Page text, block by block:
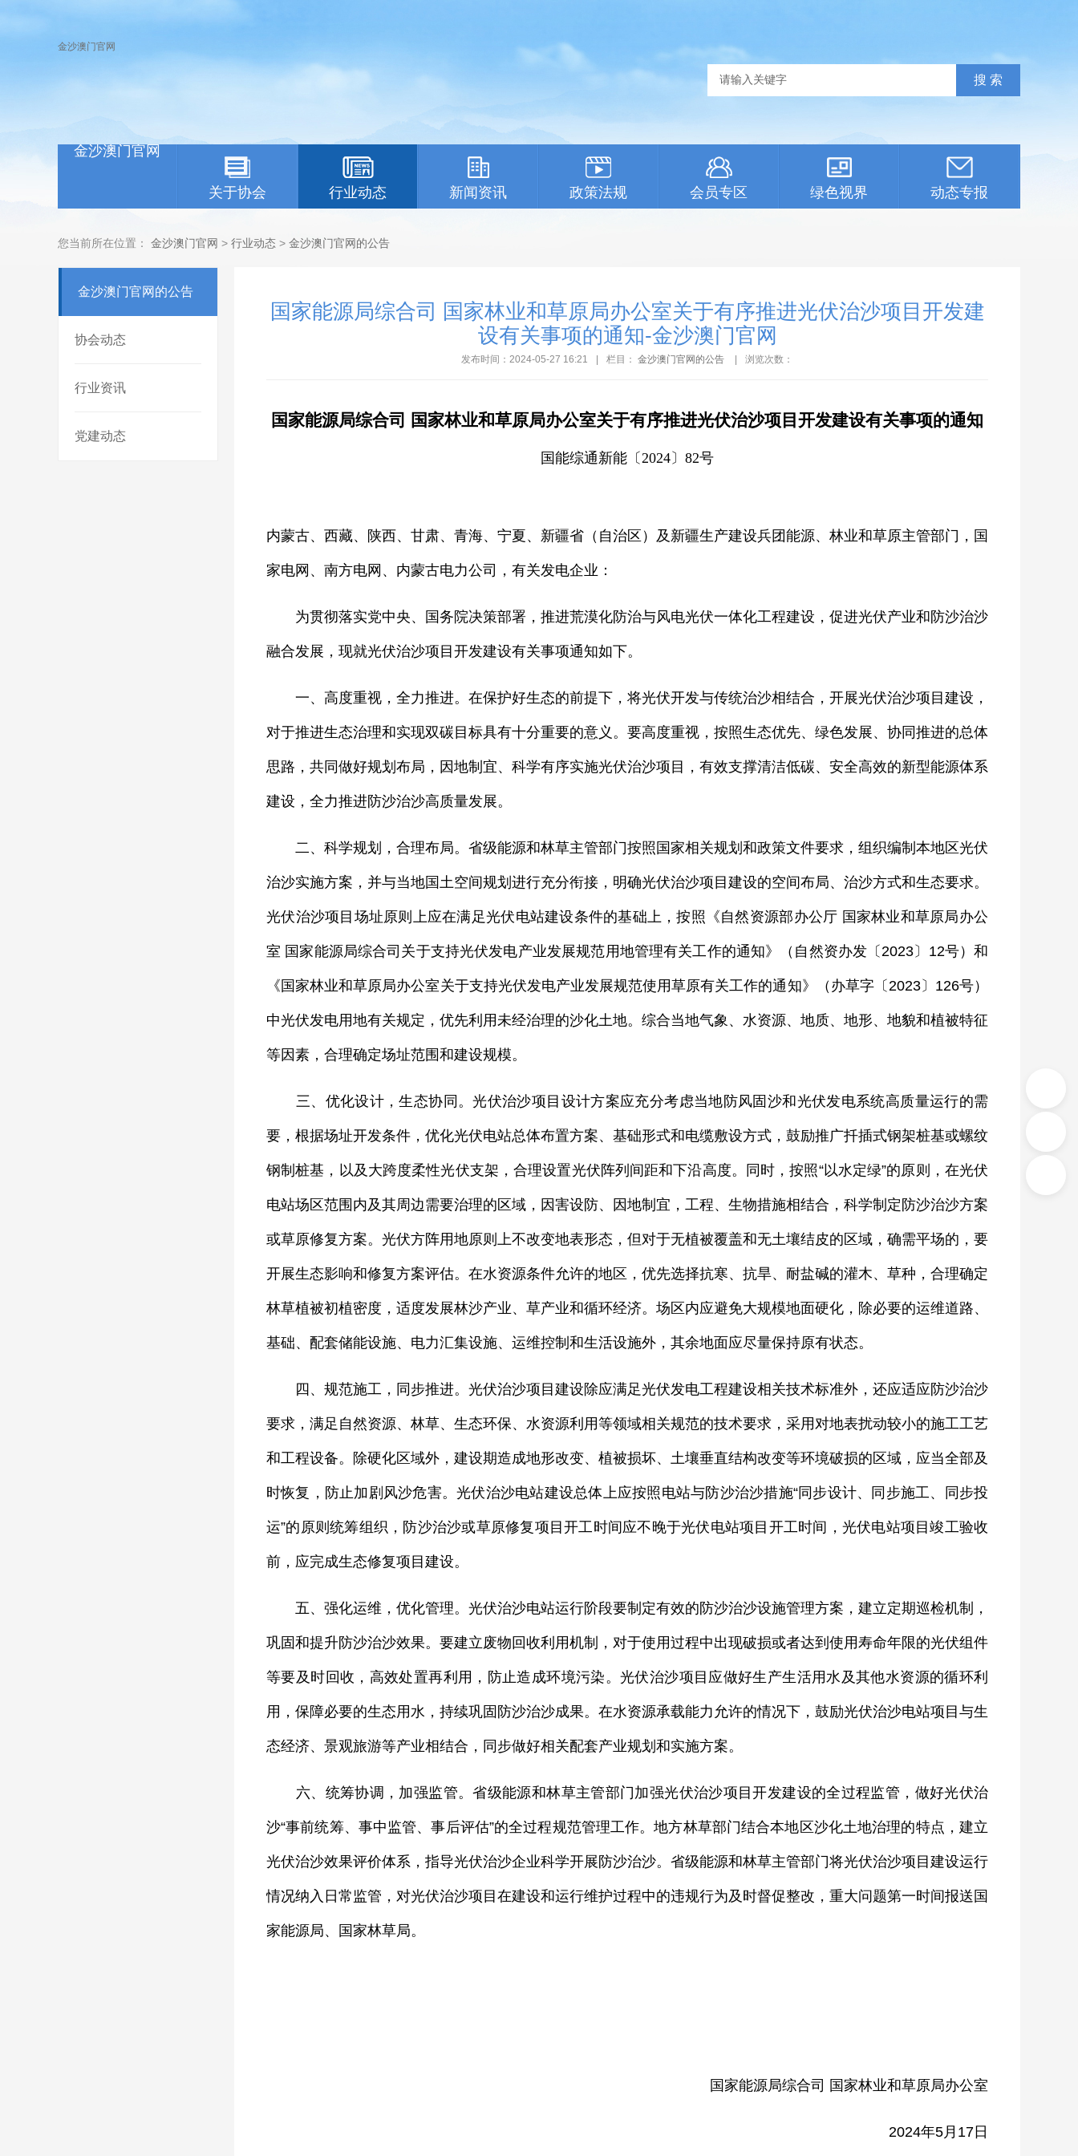
金沙澳门官网
金沙澳门官网
关于协会 行业动态 新闻资讯 政策法规 会员专区 绿色视界 动态专报
您当前所在位置： 金沙澳门官网 > 行业动态 > 金沙澳门官网的公告
金沙澳门官网的公告
协会动态
行业资讯
党建动态
国家能源局综合司 国家林业和草原局办公室关于有序推进光伏治沙项目开发建
设有关事项的通知-金沙澳门官网
发布时间：2024-05-27 16:21 栏目： 金沙澳门官网的公告 浏览次数：
国家能源局综合司 国家林业和草原局办公室关于有序推进光伏治沙项目开发建设有关事项的通知
国能综通新能〔2024〕82号
内蒙古、西藏、陕西、甘肃、青海、宁夏、新疆省（自治区）及新疆生产建设兵团能源、林业和草原主管部门，国
家电网、南方电网、内蒙古电力公司，有关发电企业：
为贯彻落实党中央、国务院决策部署，推进荒漠化防治与风电光伏一体化工程建设，促进光伏产业和防沙治沙
融合发展，现就光伏治沙项目开发建设有关事项通知如下。
一、高度重视，全力推进。在保护好生态的前提下，将光伏开发与传统治沙相结合，开展光伏治沙项目建设，
对于推进生态治理和实现双碳目标具有十分重要的意义。要高度重视，按照生态优先、绿色发展、协同推进的总体
思路，共同做好规划布局，因地制宜、科学有序实施光伏治沙项目，有效支撑清洁低碳、安全高效的新型能源体系
建设，全力推进防沙治沙高质量发展。
二、科学规划，合理布局。省级能源和林草主管部门按照国家相关规划和政策文件要求，组织编制本地区光伏
治沙实施方案，并与当地国土空间规划进行充分衔接，明确光伏治沙项目建设的空间布局、治沙方式和生态要求。
光伏治沙项目场址原则上应在满足光伏电站建设条件的基础上，按照《自然资源部办公厅 国家林业和草原局办公
室 国家能源局综合司关于支持光伏发电产业发展规范用地管理有关工作的通知》（自然资办发〔2023〕12号）和
《国家林业和草原局办公室关于支持光伏发电产业发展规范使用草原有关工作的通知》（办草字〔2023〕126号）
中光伏发电用地有关规定，优先利用未经治理的沙化土地。综合当地气象、水资源、地质、地形、地貌和植被特征
等因素，合理确定场址范围和建设规模。
三、优化设计，生态协同。光伏治沙项目设计方案应充分考虑当地防风固沙和光伏发电系统高质量运行的需
要，根据场址开发条件，优化光伏电站总体布置方案、基础形式和电缆敷设方式，鼓励推广扦插式钢架桩基或螺纹
钢制桩基，以及大跨度柔性光伏支架，合理设置光伏阵列间距和下沿高度。同时，按照“以水定绿”的原则，在光伏
电站场区范围内及其周边需要治理的区域，因害设防、因地制宜，工程、生物措施相结合，科学制定防沙治沙方案
或草原修复方案。光伏方阵用地原则上不改变地表形态，但对于无植被覆盖和无土壤结皮的区域，确需平场的，要
开展生态影响和修复方案评估。在水资源条件允许的地区，优先选择抗寒、抗旱、耐盐碱的灌木、草种，合理确定
林草植被初植密度，适度发展林沙产业、草产业和循环经济。场区内应避免大规模地面硬化，除必要的运维道路、
基础、配套储能设施、电力汇集设施、运维控制和生活设施外，其余地面应尽量保持原有状态。
四、规范施工，同步推进。光伏治沙项目建设除应满足光伏发电工程建设相关技术标准外，还应适应防沙治沙
要求，满足自然资源、林草、生态环保、水资源利用等领域相关规范的技术要求，采用对地表扰动较小的施工工艺
和工程设备。除硬化区域外，建设期造成地形改变、植被损坏、土壤垂直结构改变等环境破损的区域，应当全部及
时恢复，防止加剧风沙危害。光伏治沙电站建设总体上应按照电站与防沙治沙措施“同步设计、同步施工、同步投
运”的原则统筹组织，防沙治沙或草原修复项目开工时间应不晚于光伏电站项目开工时间，光伏电站项目竣工验收
前，应完成生态修复项目建设。
五、强化运维，优化管理。光伏治沙电站运行阶段要制定有效的防沙治沙设施管理方案，建立定期巡检机制，
巩固和提升防沙治沙效果。要建立废物回收利用机制，对于使用过程中出现破损或者达到使用寿命年限的光伏组件
等要及时回收，高效处置再利用，防止造成环境污染。光伏治沙项目应做好生产生活用水及其他水资源的循环利
用，保障必要的生态用水，持续巩固防沙治沙成果。在水资源承载能力允许的情况下，鼓励光伏治沙电站项目与生
态经济、景观旅游等产业相结合，同步做好相关配套产业规划和实施方案。
六、统筹协调，加强监管。省级能源和林草主管部门加强光伏治沙项目开发建设的全过程监管，做好光伏治
沙“事前统筹、事中监管、事后评估”的全过程规范管理工作。地方林草部门结合本地区沙化土地治理的特点，建立
光伏治沙效果评价体系，指导光伏治沙企业科学开展防沙治沙。省级能源和林草主管部门将光伏治沙项目建设运行
情况纳入日常监管，对光伏治沙项目在建设和运行维护过程中的违规行为及时督促整改，重大问题第一时间报送国
家能源局、国家林草局。
国家能源局综合司 国家林业和草原局办公室
2024年5月17日